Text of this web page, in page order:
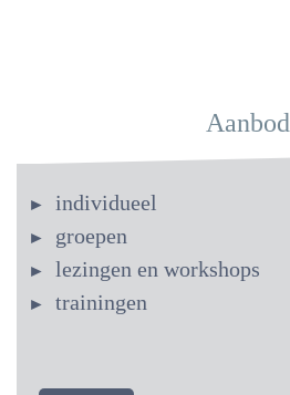
Aanbod
individueel
groepen
lezingen en workshops
trainingen